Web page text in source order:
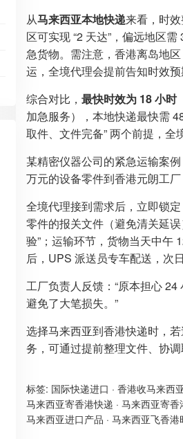
从马来西亚本地快递来看，时
区可实现 “2 天达”，偏远地区
急货物。需注意，香港离岛地
运，全境代理会提前告知时效预
综合对比， 最快时效为 18 小时
加急服务），本地快递最快需
取件、文件完备” 两个前提，全
某精密仪器公司的紧急运输案
万元的设备零件到香港元朗工
全境代理接到需求后，立即锁
零件的报关文件（避免清关延
验”；运输环节，货物当天中午
后，UPS 派送员专车配送，次
工厂负责人反馈：“原本担心
避免了大笔损失。”
选择马来西亚到香港快递时，
务，可通过提前整理文件、协
标签: 国际快递进口 · 香港收马来西
马来西亚寄香港快递 · 马来西亚寄香
马来西亚进口产品 · 马来西亚飞香港